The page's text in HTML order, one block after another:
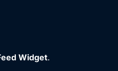
Widget.